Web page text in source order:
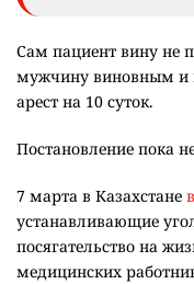
Сам пациент вину не
мужчину виновным и
арест на 10 суток.
Постановление пока
7 марта в Казахстане
устанавливающие
посягательство на
медицинских